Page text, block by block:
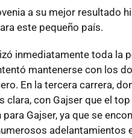
a su mejor resultado
este pequeño país.
inmediatamente toda la
mantenerse con los
En la tercera carrera,
con Gajser que el
Gajser, ya que se
adelantamientos